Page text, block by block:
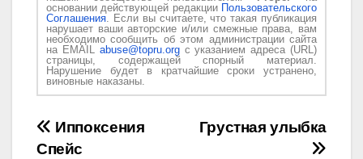
основании действующей редакции Пользовательского
Соглашения. Если вы считаете, что такая публикация
нарушает ваши авторские и/или смежные права, вам
необходимо сообщить об этом администрации сайта
на EMAIL abuse@topru.orgс указанием адреса (URL)
страницы, содержащей спорный материал.
Нарушение будет в кратчайшие сроки устранено,
виновные наказаны.
Навигация
Грустная улыбка
Иппоксения
Спейс